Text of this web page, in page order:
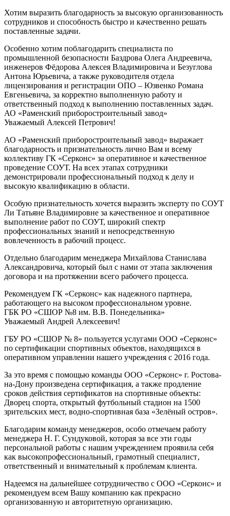
Хотим выразить благодарность за высокую организованность
сотрудников и способность быстро и качественно решать
поставленные задачи.
Особенно хотим поблагодарить специалиста по
промышленной безопасности Баздрова Олега Андреевича,
инженеров Фёдорова Алексея Владимировича и Безуглова
Антона Юрьевича, а также руководителя отдела
лицензирования и регистрации ОПО – Юзвенко Романа
Евгеньевича, за корректно выполненную работу и
ответственный подход к выполнению поставленных задач.
АО «Раменский приборостроительный завод»
Уважаемый Алексей Петрович!
АО «Раменский приборостроительный завод» выражает
благодарность и признательность лично Вам и всему
коллективу ГК «Серконс» за оперативное и качественное
проведение СОУТ. На всех этапах сотрудники
демонстрировали профессиональный подход к делу и
высокую квалификацию в области.
Особую признательность хочется выразить эксперту по СОУТ
Ли Татьяне Владимировне за качественное и оперативное
выполнение работ по СОУТ, широкий спектр
профессиональных знаний и непосредственную
вовлеченность в рабочий процесс.
Отдельно благодарим менеджера Михайлова Станислава
Александровича, который был с нами от этапа заключения
договора и на протяжении всего рабочего процесса.
Рекомендуем ГК «Серконс» как надежного партнера,
работающего на высоком профессиональном уровне.
ГБК РО «СШОР №8 им. В.В. Понедельника»
Уважаемый Андрей Алексеевич!
ГБУ РО «СШОР № 8» пользуется услугами ООО «Серконс»
по сертификации спортивных объектов, находящихся в
оперативном управлении нашего учреждения с 2016 года.
За это время с помощью команды ООО «Серконс» г. Ростова-
на-Дону произведена сертификация, а также продление
сроков действия сертификатов на спортивные объекты:
Дворец спорта, открытый футбольный стадион на 1500
зрительских мест, водно-спортивная база «Зелёный остров».
Благодарим команду менеджеров, особо отмечаем работу
менеджера Н. Г. Сундуковой, которая за все эти годы
персональной работы с нашим учреждением проявила себя
как высокопрофессиональный, грамотный специалист‚
ответственный и внимательный к проблемам клиента.
Надеемся на дальнейшее сотрудничество с ООО «Серконс» и
рекомендуем всем Вашу компанию как прекрасно
организованную и авторитетную организацию.